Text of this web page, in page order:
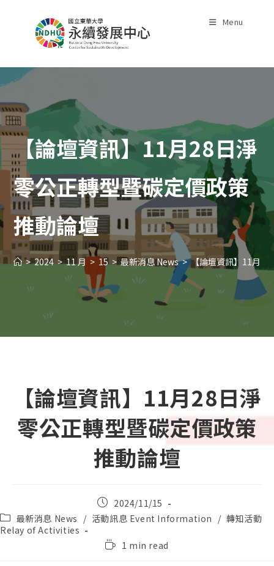
Menu
【論壇資訊】11月28日淨
零公正轉型暨碳定價政策
推動論壇
> 2024 > 11 月 > 15 > 最新消息 News > 【論壇資訊】11月
【論壇資訊】11月28日淨
零公正轉型暨碳定價政策
推動論壇
Post
published:
2024/11/15
Post
category:
最新消息 News / 活動訊息 Event Information / 轉知活動
Relay of Activities
Reading1 min read